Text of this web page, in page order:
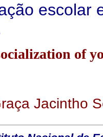
escolar
of
Jacintho